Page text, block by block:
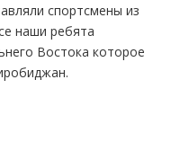
спортсмены из
наши ребята
Востока которое